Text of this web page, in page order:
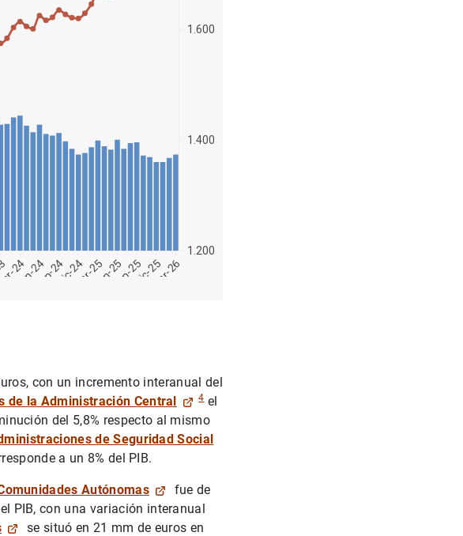
con un incremento interanual del
de la Administración Central 4el
del 5,8% respecto al mismo
de Seguridad Social
a un 8% del PIB.
Autónomas
fue de
PIB, con una variación interanual
se situó en 21 mm de euros en